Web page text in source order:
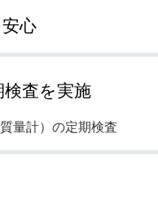
心
査を実施
量計）の定期検査